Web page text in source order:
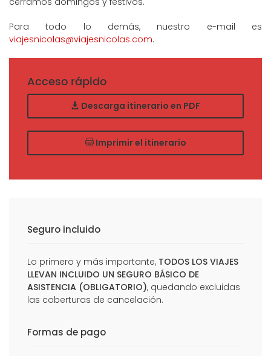
Para todo lo demás, nuestro e-mail es
viajesnicolas@viajesnicolas.com.
Acceso rápido
Descarga itinerario en PDF
Imprimir el itinerario
Seguro incluido
Lo primero y más importante, TODOS LOS VIAJES
LLEVAN INCLUIDO UN SEGURO BÁSICO DE
ASISTENCIA (OBLIGATORIO), quedando excluidas
las coberturas de cancelación.
Formas de pago